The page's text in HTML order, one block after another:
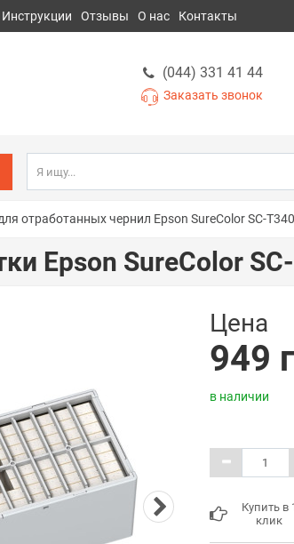
Инструкции Отзывы О нас Контакты
(044) 331 41 44
Заказать звонок
отработанных чернил Epson SureColor SC-
Epson SureColor
Цена
949
в наличии
Купить в
клик